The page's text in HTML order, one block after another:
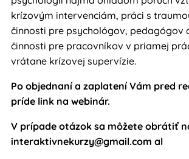
krízovým intervenciám, práci s
činnosti pre psychológov, pedagógov
činnosti pre pracovníkov v priamej
vrátane krízovej supervízie.
Po objednaní a zaplatení Vám pred
príde link na webinár.
V prípade otázok sa môžete obrátiť
interaktivnekurzy@gmail.com al